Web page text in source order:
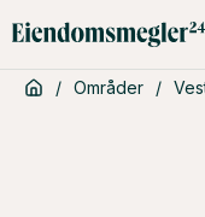
/ Områder /